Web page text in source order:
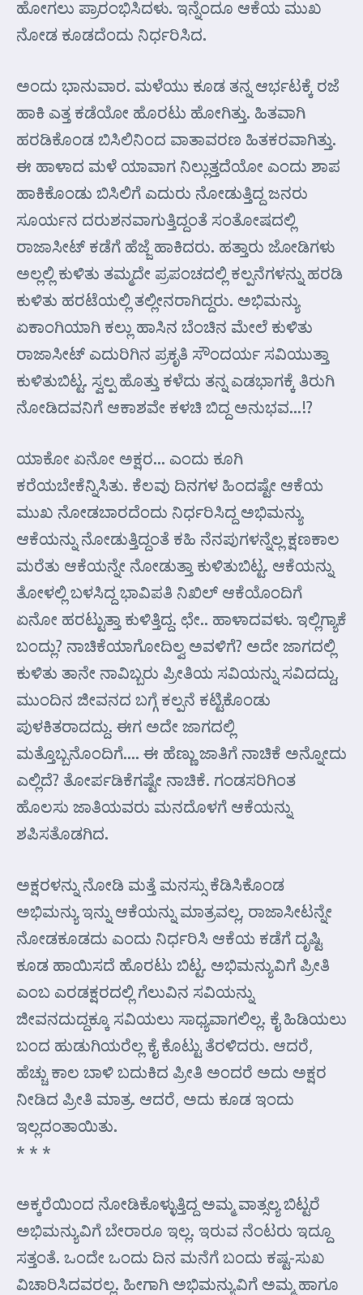
ಹೋಗಲು ಪ್ರಾರಂಭಿಸಿದಳು. ಇನ್ನೆಂದೂ ಆಕೆಯ ಮುಖ
ನೋಡ ಕೂಡದೆಂದು ನಿರ್ಧರಿಸಿದ.
ಅಂದು ಭಾನುವಾರ. ಮಳೆಯು ಕೂಡ ತನ್ನ ಆರ್ಭಟಕ್ಕೆ ರಜೆ
ಹಾಕಿ ಎತ್ತ ಕಡೆಯೋ ಹೊರಟು ಹೋಗಿತ್ತು. ಹಿತವಾಗಿ
ಹರಡಿಕೊಂಡ ಬಿಸಿಲಿನಿಂದ ವಾತಾವರಣ ಹಿತಕರವಾಗಿತ್ತು.
ಈ ಹಾಳಾದ ಮಳೆ ಯಾವಾಗ ನಿಲ್ಲುತ್ತದೆಯೋ ಎಂದು ಶಾಪ
ಹಾಕಿಕೊಂಡು ಬಿಸಿಲಿಗೆ ಎದುರು ನೋಡುತ್ತಿದ್ದ ಜನರು
ಸೂರ್ಯನ ದರುಶನವಾಗುತ್ತಿದ್ದಂತೆ ಸಂತೋಷದಲ್ಲಿ
ರಾಜಾಸೀಟ್ ಕಡೆಗೆ ಹೆಜ್ಜೆ ಹಾಕಿದರು. ಹತ್ತಾರು ಜೋಡಿಗಳು
ಅಲ್ಲಲ್ಲಿ ಕುಳಿತು ತಮ್ಮದೇ ಪ್ರಪಂಚದಲ್ಲಿ ಕಲ್ಪನೆಗಳನ್ನು ಹರಡಿ
ಕುಳಿತು ಹರಟೆಯಲ್ಲಿ ತಲ್ಲೀನರಾಗಿದ್ದರು. ಅಭಿಮನ್ಯು
ಏಕಾಂಗಿಯಾಗಿ ಕಲ್ಲು ಹಾಸಿನ ಬೆಂಚಿನ ಮೇಲೆ ಕುಳಿತು
ರಾಜಾಸೀಟ್ ಎದುರಿಗಿನ ಪ್ರಕೃತಿ ಸೌಂದರ್ಯ ಸವಿಯುತ್ತಾ
ಕುಳಿತುಬಿಟ್ಟ. ಸ್ವಲ್ಪ ಹೊತ್ತು ಕಳೆದು ತನ್ನ ಎಡಭಾಗಕ್ಕೆ ತಿರುಗಿ
ನೋಡಿದವನಿಗೆ ಆಕಾಶವೇ ಕಳಚಿ ಬಿದ್ದ ಅನುಭವ…!?
ಯಾಕೋ ಏನೋ ಅಕ್ಷರ… ಎಂದು ಕೂಗಿ
ಕರೆಯಬೇಕೆನ್ನಿಸಿತು. ಕೆಲವು ದಿನಗಳ ಹಿಂದಷ್ಟೇ ಆಕೆಯ
ಮುಖ ನೋಡಬಾರದೆಂದು ನಿರ್ಧರಿಸಿದ್ದ ಅಭಿಮನ್ಯು
ಆಕೆಯನ್ನು ನೋಡುತ್ತಿದ್ದಂತೆ ಕಹಿ ನೆನಪುಗಳನ್ನೆಲ್ಲ ಕ್ಷಣಕಾಲ
ಮರೆತು ಆಕೆಯನ್ನೇ ನೋಡುತ್ತಾ ಕುಳಿತುಬಿಟ್ಟ. ಆಕೆಯನ್ನು
ತೋಳಲ್ಲಿ ಬಳಸಿದ್ದ ಭಾವಿಪತಿ ನಿಖಿಲ್ ಆಕೆಯೊಂದಿಗೆ
ಏನೋ ಹರಟ್ಟುತ್ತಾ ಕುಳಿತ್ತಿದ್ದ. ಛೇ.. ಹಾಳಾದವಳು. ಇಲ್ಲಿಗ್ಯಾಕೆ
ಬಂದ್ಲು? ನಾಚಿಕೆಯಾಗೋದಿಲ್ವ ಅವಳಿಗೆ? ಅದೇ ಜಾಗದಲ್ಲಿ
ಕುಳಿತು ತಾನೇ ನಾವಿಬ್ಬರು ಪ್ರೀತಿಯ ಸವಿಯನ್ನು ಸವಿದದ್ದು,
ಮುಂದಿನ ಜೀವನದ ಬಗ್ಗೆ ಕಲ್ಪನೆ ಕಟ್ಟಿಕೊಂಡು
ಪುಳಕಿತರಾದದ್ದು. ಈಗ ಅದೇ ಜಾಗದಲ್ಲಿ
ಮತ್ತೊಬ್ಬನೊಂದಿಗೆ…. ಈ ಹೆಣ್ಣು ಜಾತಿಗೆ ನಾಚಿಕೆ ಅನ್ನೋದು
ಎಲ್ಲಿದೆ? ತೋರ್ಪಡಿಕೆಗಷ್ಟೇ ನಾಚಿಕೆ. ಗಂಡಸರಿಗಿಂತ
ಹೊಲಸು ಜಾತಿಯವರು ಮನದೊಳಗೆ ಆಕೆಯನ್ನು
ಶಪಿಸತೊಡಗಿದ.
ಅಕ್ಷರಳನ್ನು ನೋಡಿ ಮತ್ತೆ ಮನಸ್ಸು ಕೆಡಿಸಿಕೊಂಡ
ಅಭಿಮನ್ಯು ಇನ್ನು ಆಕೆಯನ್ನು ಮಾತ್ರವಲ್ಲ, ರಾಜಾಸೀಟನ್ನೇ
ನೋಡಕೂಡದು ಎಂದು ನಿರ್ಧರಿಸಿ ಆಕೆಯ ಕಡೆಗೆ ದೃಷ್ಟಿ
ಕೂಡ ಹಾಯಿಸದೆ ಹೊರಟು ಬಿಟ್ಟ. ಅಭಿಮನ್ಯುವಿಗೆ ಪ್ರೀತಿ
ಎಂಬ ಎರಡಕ್ಷರದಲ್ಲಿ ಗೆಲುವಿನ ಸವಿಯನ್ನು
ಜೀವನದುದ್ದಕ್ಕೂ ಸವಿಯಲು ಸಾಧ್ಯವಾಗಲಿಲ್ಲ. ಕೈ ಹಿಡಿಯಲು
ಬಂದ ಹುಡುಗಿಯರೆಲ್ಲ ಕೈ ಕೊಟ್ಟು ತೆರಳಿದರು. ಆದರೆ,
ಹೆಚ್ಚು ಕಾಲ ಬಾಳಿ ಬದುಕಿದ ಪ್ರೀತಿ ಅಂದರೆ ಅದು ಅಕ್ಷರ
ನೀಡಿದ ಪ್ರೀತಿ ಮಾತ್ರ. ಆದರೆ, ಅದು ಕೂಡ ಇಂದು
ಇಲ್ಲದಂತಾಯಿತು.
* * *
ಅಕ್ಕರೆಯಿಂದ ನೋಡಿಕೊಳ್ಳುತ್ತಿದ್ದ ಅಮ್ಮ ವಾತ್ಸಲ್ಯ ಬಿಟ್ಟರೆ
ಅಭಿಮನ್ಯುವಿಗೆ ಬೇರಾರೂ ಇಲ್ಲ. ಇರುವ ನೆಂಟರು ಇದ್ದೂ
ಸತ್ತಂತೆ. ಒಂದೇ ಒಂದು ದಿನ ಮನೆಗೆ ಬಂದು ಕಷ್ಟ-ಸುಖ
ವಿಚಾರಿಸಿದವರಲ್ಲ. ಹೀಗಾಗಿ ಅಭಿಮನ್ಯುವಿಗೆ ಅಮ್ಮ ಹಾಗೂ